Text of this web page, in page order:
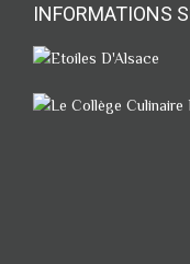
INFORMATIONS